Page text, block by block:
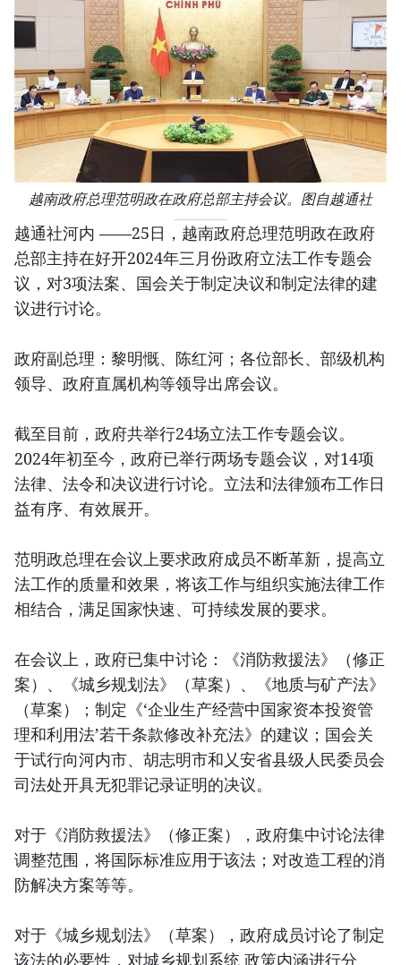
越南政府总理范明政在政府总部主持会议。图自越通社
越通社河内 ——25日，越南政府总理范明政在政府
总部主持在好开2024年三月份政府立法工作专题会
议，对3项法案、国会关于制定决议和制定法律的建
议进行讨论。
政府副总理：黎明慨、陈红河；各位部长、部级机构
领导、政府直属机构等领导出席会议。
截至目前，政府共举行24场立法工作专题会议。
2024年初至今，政府已举行两场专题会议，对14项
法律、法令和决议进行讨论。立法和法律颁布工作日
益有序、有效展开。
范明政总理在会议上要求政府成员不断革新，提高立
法工作的质量和效果，将该工作与组织实施法律工作
相结合，满足国家快速、可持续发展的要求。
在会议上，政府已集中讨论：《消防救援法》（修正
案）、《城乡规划法》（草案）、《地质与矿产法》
（草案）；制定《‘企业生产经营中国家资本投资管
理和利用法’若干条款修改补充法》的建议；国会关
于试行向河内市、胡志明市和乂安省县级人民委员会
司法处开具无犯罪记录证明的决议。
对于《消防救援法》（修正案），政府集中讨论法律
调整范围，将国际标准应用于该法；对改造工程的消
防解决方案等等。
对于《城乡规划法》（草案），政府成员讨论了制定
该法的必要性，对城乡规划系统 政策内涵进行分